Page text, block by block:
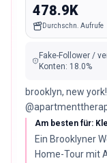
478.9K
Durchschn. Aufrufe
Fake-Follower /
Konten: 18.0%
brooklyn, new york!!! 💌 🏡 home
Am besten für:
Ein Brooklyner
Home-Tour mit